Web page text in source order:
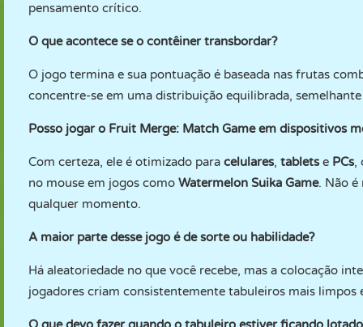
pensamento crítico.
O que acontece se o contêiner transbordar?
O jogo termina e sua pontuação é baseada nas frutas
concentre-se em uma distribuição equilibrada,
Posso jogar o Fruit Merge: Match Game em dispositivos
Com certeza, ele é otimizado para celulares, tabletse PCs,
no mouse em jogos como Watermelon Suika Game. Não é
qualquer momento.
A maior parte desse jogo é de sorte ou habilidade?
Há aleatoriedade no que você recebe, mas a colocação
jogadores criam consistentemente tabuleiros mais limpos